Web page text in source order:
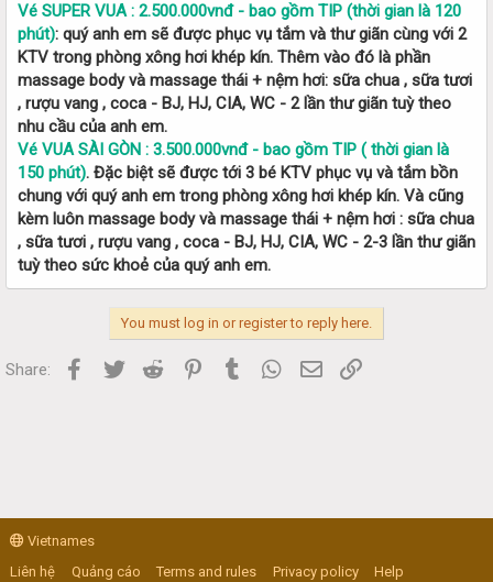
Vé SUPER VUA : 2.500.000vnđ - bao gồm TIP (thời gian là 120
phút): quý anh em sẽ được phục vụ tắm và thư giãn cùng với 2
KTV trong phòng xông hơi khép kín. Thêm vào đó là phần
massage body và massage thái + nệm hơi: sữa chua , sữa tươi
, rượu vang , coca - BJ, HJ, CIA, WC - 2 lần thư giãn tuỳ theo
nhu cầu của anh em.
Vé VUA SÀI GÒN : 3.500.000vnđ - bao gồm TIP ( thời gian là
150 phút). Đặc biệt sẽ được tới 3 bé KTV phục vụ và tắm bồn
chung với quý anh em trong phòng xông hơi khép kín. Và cũng
kèm luôn massage body và massage thái + nệm hơi : sữa chua
, sữa tươi , rượu vang , coca - BJ, HJ, CIA, WC - 2-3 lần thư giãn
tuỳ theo sức khoẻ của quý anh em.
You must log in or register to reply here.
Share: Facebook
Twitter Reddit PinterestTumblr WhatsApp
Email
Vietnames
Liên hệ
Quảng cáo Terms and rules Privacy policy
Help